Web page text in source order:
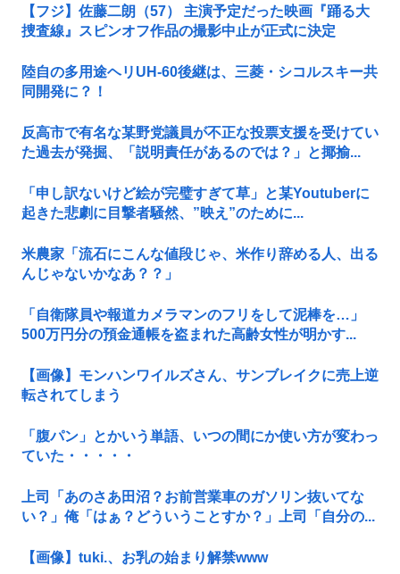
【フジ】佐藤二朗（57） 主演予定だった映画『踊る大
捜査線』スピンオフ作品の撮影中止が正式に決定
陸自の多用途ヘリUH-60後継は、三菱・シコルスキー共
同開発に？！
反高市で有名な某野党議員が不正な投票支援を受けてい
た過去が発掘、「説明責任があるのでは？」と揶揄...
「申し訳ないけど絵が完璧すぎて草」と某Youtuberに
起きた悲劇に目撃者騒然、”映え”のために...
米農家「流石にこんな値段じゃ、米作り辞める人、出る
んじゃないかなあ？？」
「自衛隊員や報道カメラマンのフリをして泥棒を…」
500万円分の預金通帳を盗まれた高齢女性が明かす...
【画像】モンハンワイルズさん、サンブレイクに売上逆
転されてしまう
「腹パン」とかいう単語、いつの間にか使い方が変わっ
ていた・・・・・
上司「あのさあ田沼？お前営業車のガソリン抜いてな
い？」俺「はぁ？どういうことすか？」上司「自分の...
【画像】tuki.、お乳の始まり解禁www